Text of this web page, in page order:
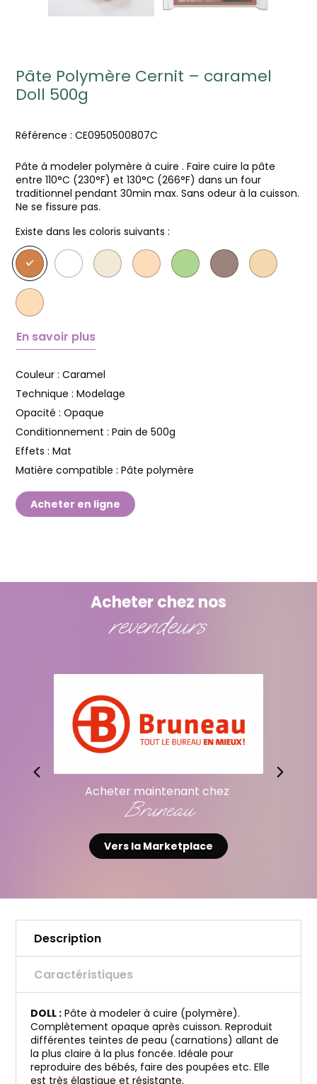
Pâte Polymère Cernit – caramel
Doll 500g
Référence : CE0950500807C
Pâte à modeler polymère à cuire . Faire cuire la pâte
entre 110°C (230°F) et 130°C (266°F) dans un four
traditionnel pendant 30min max. Sans odeur à la cuisson.
Ne se fissure pas.
Existe dans les coloris suivants :
En savoir plus
Couleur : Caramel
Technique : Modelage
Opacité : Opaque
Conditionnement : Pain de 500g
Effets : Mat
Matière compatible : Pâte polymère
Acheter en ligne
Acheter chez nos
revendeurs
Acheter maintenant chez
Le Géant des Beaux-Arts
Vers la Marketplace
Description
Caractéristiques
DOLL : Pâte à modeler à cuire (polymère).
Complètement opaque après cuisson. Reproduit
différentes teintes de peau (carnations) allant de
la plus claire à la plus foncée. Idéale pour
reproduire des bébés, faire des poupées etc. Elle
est très élastique et résistante.